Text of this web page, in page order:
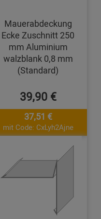
Mauerabdeckung
Ecke Zuschnitt 250
mm Aluminium
walzblank 0,8 mm
(Standard)
39,90 €
37,51 €
mit Code: CxLyh2Ajne